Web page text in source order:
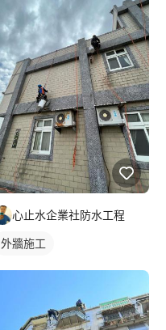
心止水企業社防水工程
外牆施工